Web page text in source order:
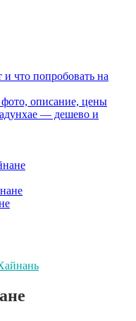
что попробовать на
описание, цены
— дешево и